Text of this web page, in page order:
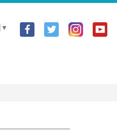
Facebook
Twitter
▼